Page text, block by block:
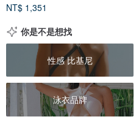
NT$ 1,351
你是不是想找
性感 比基尼
泳衣品牌